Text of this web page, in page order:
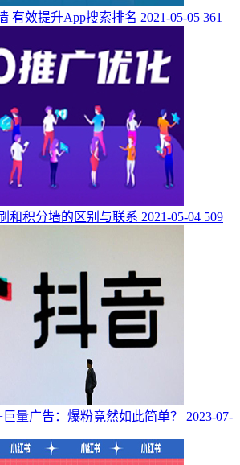
有效提升App搜索排名 2021-05-05 361
和积分墙的区别与联系 2021-05-04 509
量广告：爆粉竟然如此简单？
2023-07-